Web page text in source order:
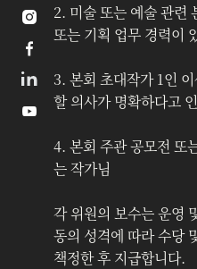
2. 미술 또는 예술 관련
또는 기획 업무 경력이
3. 본회 초대작가 1인
할 의사가 명확하다고
4. 본회 주관 공모전 또
는 작가님
각 위원의 보수는 운영
동의 성격에 따라 수당
책정한 후 지급합니다.


